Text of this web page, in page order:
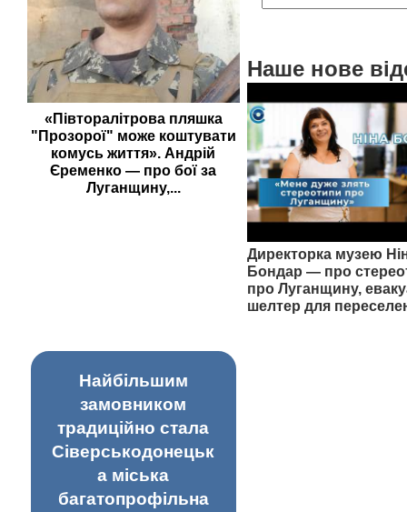
«Півторалітрова пляшка
"Прозорої" може коштувати
комусь життя». Андрій
Єременко — про бої за
Луганщину,...
Наше нове
Директорка музею
Бондар — про
про Луганщину,
шелтер для
Найбільшим
замовником
традиційно стала
Сіверськодонецьк
а міська
багатопрофільна